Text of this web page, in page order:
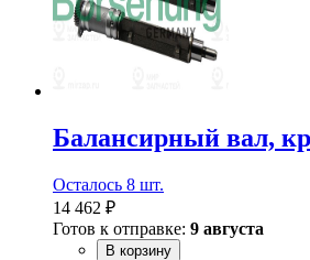
Балансирный вал,
Осталось 8 шт.
14 462 ₽
Готов к отправке: 9 августа
В корзину